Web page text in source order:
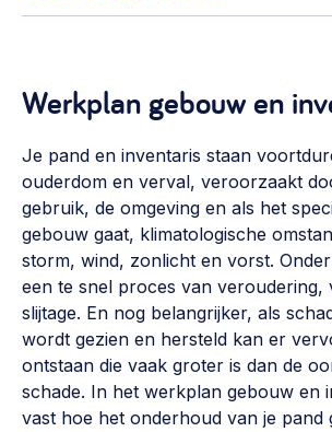
Werkplan gebouw en
Je pand en inventaris staan
ouderdom en verval, veroorzaakt
gebruik, de omgeving en als het
gebouw gaat, klimatologische
storm, wind, zonlicht en vorst.
een te snel proces van veroudering,
slijtage. En nog belangrijker, als
wordt gezien en hersteld kan er
ontstaan die vaak groter is dan de
schade. In het werkplan gebouw en
vast hoe het onderhoud van je pand